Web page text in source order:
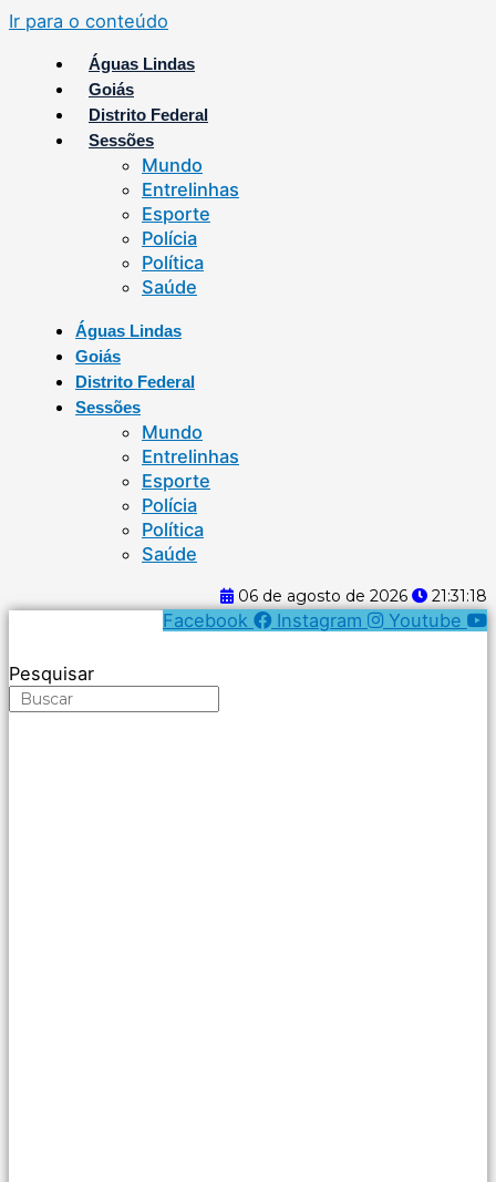
Ir para o conteúdo
Águas Lindas
Goiás
Distrito Federal
Sessões
Mundo
Entrelinhas
Esporte
Polícia
Política
Saúde
Águas Lindas
Goiás
Distrito Federal
Sessões
Mundo
Entrelinhas
Esporte
Polícia
Política
Saúde
06 de agosto de 2026 21:31:18
Facebook Instagram Youtube
Pesquisar